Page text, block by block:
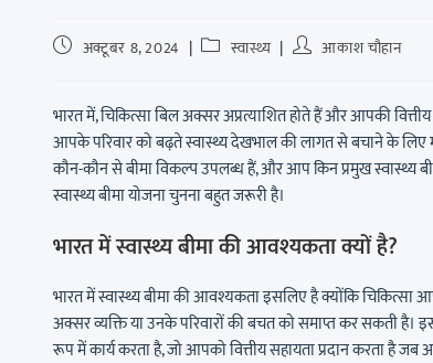
अक्टूबर 8, 2024 स्वास्थ्य आकाश चौहान
भारत में, चिकित्सा बिल अक्सर अप्रत्याशित होते हैं और आपकी
आपके परिवार को बढ़ते स्वास्थ्य देखभाल की लागत से बचाने के लिए
कौन-कौन से बीमा विकल्प उपलब्ध हैं, और आप किन प्रमुख स्वास्थ्य
स्वास्थ्य बीमा योजना चुनना बहुत जरूरी है।
भारत में स्वास्थ्य बीमा की आवश्यकता क्यों है?
भारत में स्वास्थ्य बीमा की आवश्यकता इसलिए है क्योंकि
अक्सर व्यक्ति या उनके परिवारों की बचत को समाप्त कर सकती है।
रूप में कार्य करता है, जो आपको वित्तीय सहायता प्रदान करता